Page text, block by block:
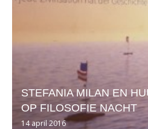
STEFANIA MILAN EN
OP FILOSOFIE NACHT
14 april 2016